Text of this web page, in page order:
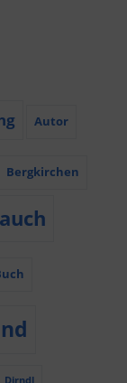
Autor
Bergkirchen
Dirndl